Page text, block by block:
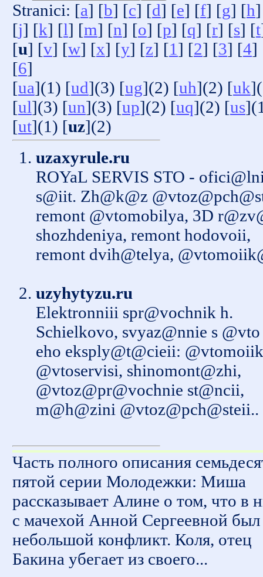
Stranici: [a] [b] [c] [d] [e] [f] [g] [h
[j] [k] [l] [m] [n] [o] [p] [q] [r] [s] [t
[u] [v] [w] [x] [y] [z] [1] [2] [3] [4]
[6]
[ua](1) [ud](3) [ug](2) [uh](2) [uk
[ul](3) [un](3) [up](2) [uq](2) [us
[ut](1) [uz](2)
uzaxyrule.ru
ROYaL SERVIS STO -
s@iit. Zh@k@z
remont @vtomobilya, 3D
shozhdeniya, remont hodovoii,
remont dvih@telya,
uzyhytyzu.ru
Elektronniii spr@vochnik h.
Schielkovo, svyaz@nnie s
eho eksply@t@cieii:
@vtoservisi, shinomont@zhi,
@vtoz@pr@vochnie st@ncii,
m@h@zini @vtoz@pch@steii..
Часть полного описания
пятой серии Молодежки: Миша
рассказывает Алине о том, что в
с мачехой Анной Сергеевной был
небольшой конфликт. Коля, отец
Бакина убегает из своего...